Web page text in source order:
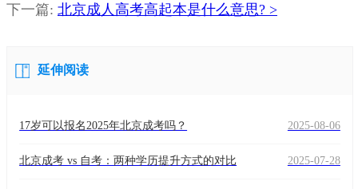
师
下一篇: 北京成人高考高起本是什么意思? >
延伸阅读
17岁可以报名2025年北京成考吗？ 2025-08-06
北京成考 vs 自考：两种学历提升方式的对比 2025-07-28